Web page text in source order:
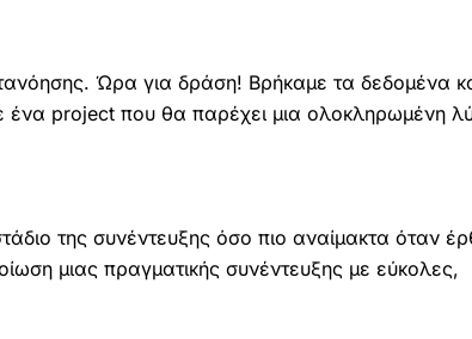
Ώρα για δράση! Βρήκαμε τα δεδομένα
ένα project που θα παρέχει μια ολοκληρωμένη
της συνέντευξης όσο πιο αναίμακτα όταν
μιας πραγματικής συνέντευξης με εύκολες,